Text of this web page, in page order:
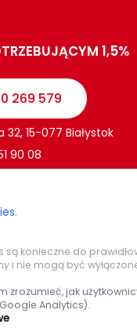
1,5%
269 579
32, 15-077 Białystok
90 08
bieżąco. Wspólnymi
.
są konieczne do
i nie mogą być
zrozumieć, jak
Analytics).